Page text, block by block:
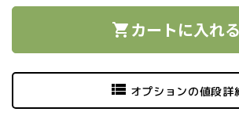
shopping_cart カートに入れる
view_list オプションの値段詳